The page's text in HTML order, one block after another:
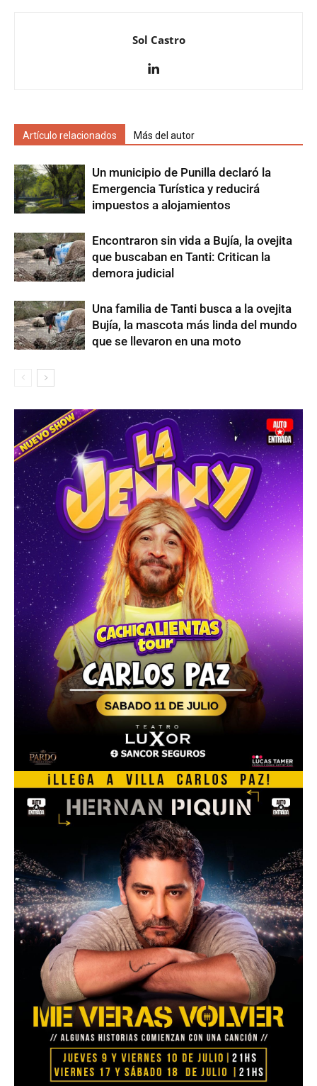
Sol Castro
Artículo relacionados Más del autor
Un municipio de Punilla declaró la
Emergencia Turística y reducirá
impuestos a alojamientos
Encontraron sin vida a Bujía, la ovejita
que buscaban en Tanti: Critican la
demora judicial
Una familia de Tanti busca a la ovejita
Bujía, la mascota más linda del mundo
que se llevaron en una moto